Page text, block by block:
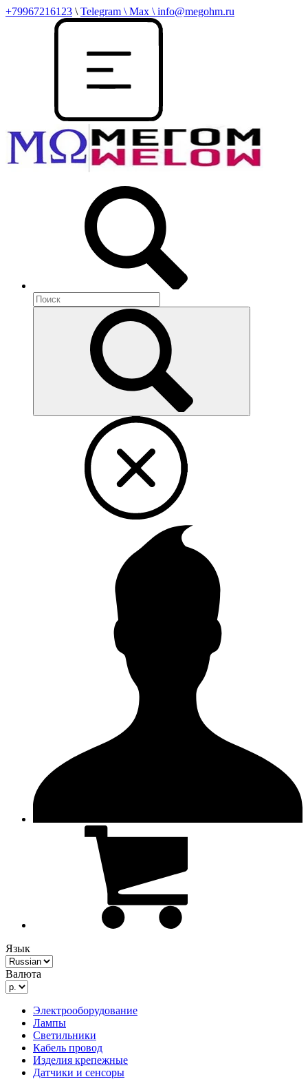
+79967216123 \ Telegram \ Max \ info@megohm.ru
Язык
Валюта
Электрооборудование
Лампы
Светильники
Кабель провод
Изделия крепежные
Датчики и сенсоры